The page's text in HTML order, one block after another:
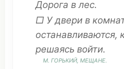
Дорога влес.
□ У двери в
останавливаются,
решаясь войти.
М. ГОРЬКИЙ, МЕЩАНЕ.